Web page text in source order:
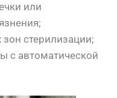
или
зон стерилизации;
с автоматической